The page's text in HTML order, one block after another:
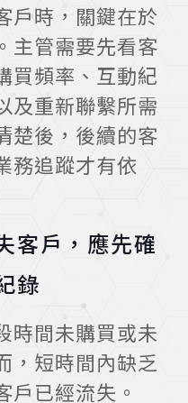
戶時，關鍵在於
主管需要先看客
買頻率、互動紀
及重新聯繫所需
楚後，後續的客
務追蹤才有依
客戶，應先確
錄
時間未購買或未
，短時間內缺乏
戶已經流失。